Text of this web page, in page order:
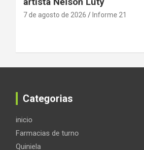
7 de agosto de 2026 Informe 21
Categorias
inicio
Farmacias de turno
Quiniela